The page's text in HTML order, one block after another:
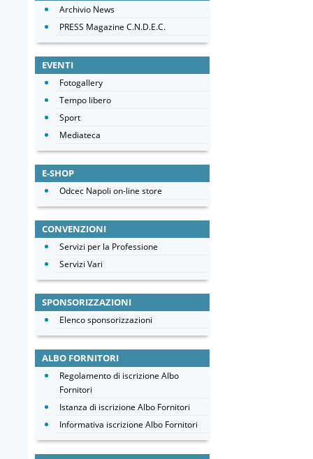
Archivio News
PRESS Magazine C.N.D.E.C.
EVENTI
Fotogallery
Tempo libero
Sport
Mediateca
E-SHOP
Odcec Napoli on-line store
CONVENZIONI
Servizi per la Professione
Servizi Vari
SPONSORIZZAZIONI
Elenco sponsorizzazioni
ALBO FORNITORI
Regolamento di iscrizione Albo
Fornitori
Istanza di iscrizione Albo Fornitori
Informativa iscrizione Albo Fornitori